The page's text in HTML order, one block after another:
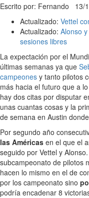
Escrito por: Fernando 13/
Actualizado: Vettel
Actualizado: Alonso
sesiones libres
La expectación por el
últimas semanas ya que
campeones y tanto pilotos
más hacia el futuro que a
hay dos citas por disputar
unas cuantas cosas y la
de semana en Austin
Por segundo año
las Américas en el que el
seguido por Vettel y
subcampeonato de pilotos
hacen lo mismo en el de
por los campeonato sino
podría encadenar 8